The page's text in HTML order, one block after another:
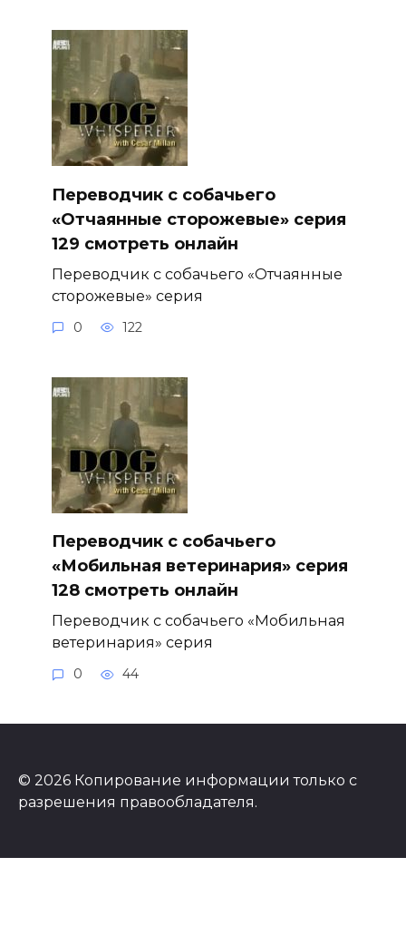
Переводчик с собачьего
«Отчаянные сторожевые» серия
129 смотреть онлайн
Переводчик с собачьего «Отчаянные
сторожевые» серия
0 122
Переводчик с собачьего
«Мобильная ветеринария» серия
128 смотреть онлайн
Переводчик с собачьего «Мобильная
ветеринария» серия
0 44
© 2026 Копирование информации только с
разрешения правообладателя.